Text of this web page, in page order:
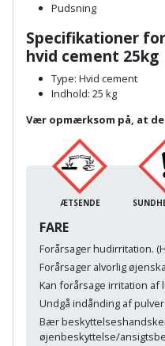
Plastlister
Radonsikring
Rumdeler
Sand
møtrikker
Skunklem
Søm
Målebånd
Markeringsværktøj
Murerværktøj
Nøgleværktøj
Økse
Oliekande
Flisevibrator
Føringsskinne
Forlængerledning
Fugepistol
Fugtmåler
Gipsskruemaskine
Girafsliber
Girafsliber
tilbehør
Høvl
og
kajak
Havemøbler
Havepleje
Haveredskaber
Haveslange
tilbehør
Havetilbehør
Hegn
Pudsning
Specifikationer
hvid cement 25kg
Type: Hvid cement
Indhold: 25 kg
Vær opmærksom på, at
ÆTSENDE
FARE
Forårsager hudirritation.
Forårsager alvorlig
Kan forårsage irritation af
Undgå indånding af
Bær
øjenbeskyttelse/